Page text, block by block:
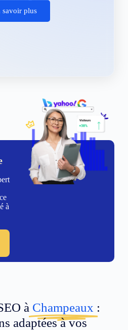
savoir plus
à
à Champeaux :
adaptées à vos